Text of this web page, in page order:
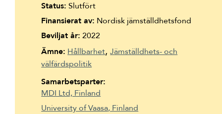
Status: Slutfört
Finansierat av: Nordisk jämställdhetsfond
Beviljat år: 2022
Ämne: Hållbarhet Jämställdhets- och
välfärdspolitik
Samarbetsparter:
MDI Ltd, Finland
University of Vaasa, Finland